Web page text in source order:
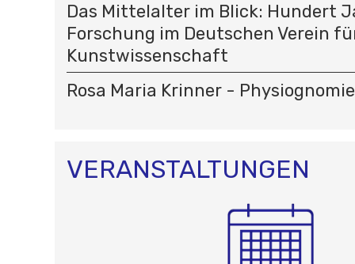
Das Mittelalter im Blick: Hundert
Forschung im Deutschen Verein
Kunstwissenschaft
Rosa Maria Krinner -
VERANSTALTUNGEN